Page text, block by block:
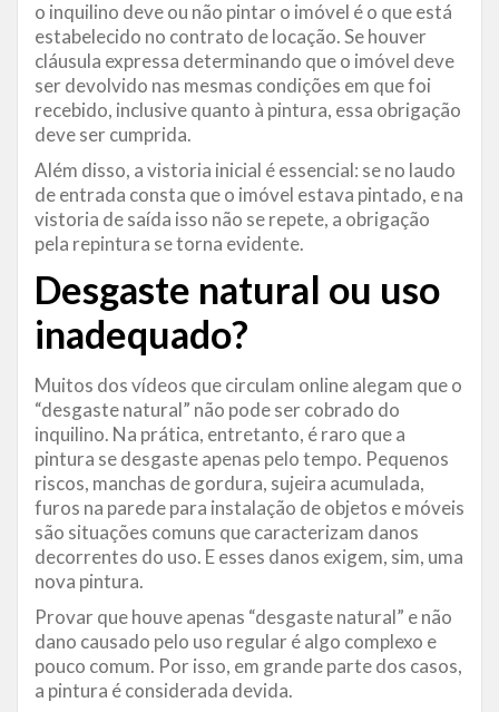
o inquilino deve ou não pintar o imóvel é o que está
estabelecido no contrato de locação. Se houver
cláusula expressa determinando que o imóvel deve
ser devolvido nas mesmas condições em que foi
recebido, inclusive quanto à pintura, essa obrigação
deve ser cumprida.
Além disso, a vistoria inicial é essencial: se no laudo
de entrada consta que o imóvel estava pintado, e na
vistoria de saída isso não se repete, a obrigação
pela repintura se torna evidente.
Desgaste natural ou uso
inadequado?
Muitos dos vídeos que circulam online alegam que o
“desgaste natural” não pode ser cobrado do
inquilino. Na prática, entretanto, é raro que a
pintura se desgaste apenas pelo tempo. Pequenos
riscos, manchas de gordura, sujeira acumulada,
furos na parede para instalação de objetos e móveis
são situações comuns que caracterizam danos
decorrentes do uso. E esses danos exigem, sim, uma
nova pintura.
Provar que houve apenas “desgaste natural” e não
dano causado pelo uso regular é algo complexo e
pouco comum. Por isso, em grande parte dos casos,
a pintura é considerada devida.